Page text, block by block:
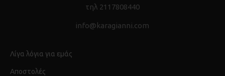
τηλ 2117808440
info@karagianni.com
Λίγα λόγια για εμάς
Αποστολές